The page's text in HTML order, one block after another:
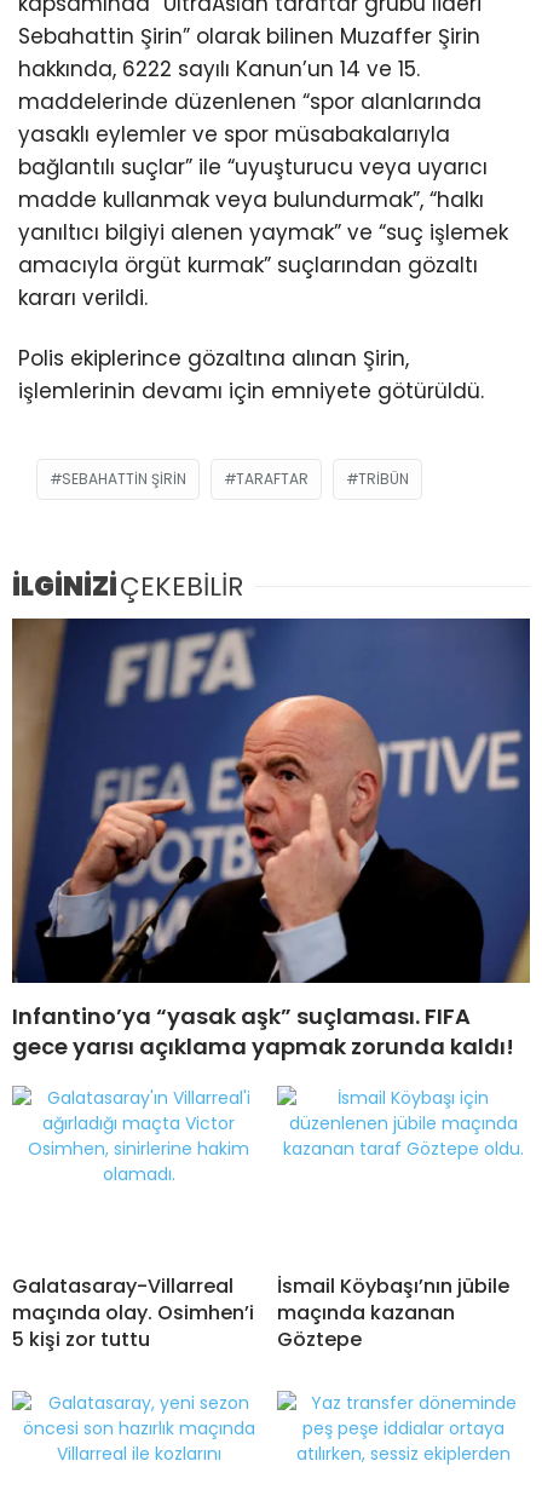
Sebahattin Şirin” olarak bilinen Muzaffer Şirin
hakkında, 6222 sayılı Kanun’un 14 ve 15.
maddelerinde düzenlenen “spor alanlarında
yasaklı eylemler ve spor müsabakalarıyla
bağlantılı suçlar” ile “uyuşturucu veya uyarıcı
madde kullanmak veya bulundurmak”, “halkı
yanıltıcı bilgiyi alenen yaymak” ve “suç işlemek
amacıyla örgüt kurmak” suçlarından gözaltı
kararı verildi.
Polis ekiplerince gözaltına alınan Şirin,
işlemlerinin devamı için emniyete götürüldü.
SEBAHATTIN ŞIRIN TARAFTAR TRIBÜN
İLGİNİZİÇEKEBİLİR
Infantino’ya “yasak aşk” suçlaması. FIFA
gece yarısı açıklama yapmak zorunda kaldı!
Galatasaray-Villarreal
maçında olay. Osimhen’i
5 kişi zor tuttu
İsmail Köybaşı’nın jübile
maçında kazanan
Göztepe